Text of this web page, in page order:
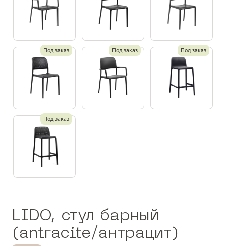
Под заказ Под заказ Под заказ
Под заказ
LIDO, стул барный
(antracite/антрацит)